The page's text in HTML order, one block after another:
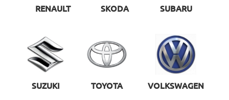
RENAULT SKODA SUBARU
SUZUKI TOYOTA VOLKSWAGEN